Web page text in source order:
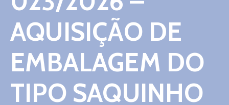
AQUISIÇÃO DE
EMBALAGEM DO
TIPO SAQUINHO